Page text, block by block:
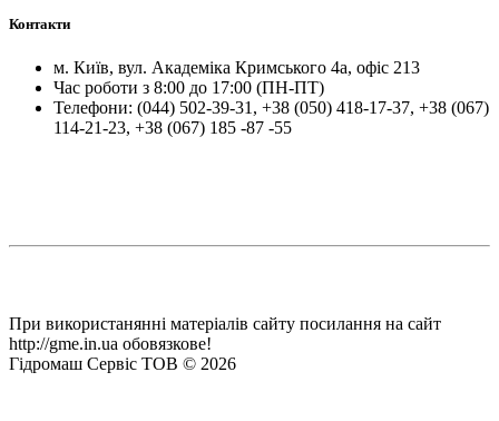
Контакти
м. Київ, вул. Академіка Кримського 4а, офіс 213
Час роботи з 8:00 до 17:00 (ПН-ПТ)
Телефони: (044) 502-39-31 , +38 (050) 418-17-37, +38 (067)
114-21-23, +38 (067) 185 -87 -55
При використанянні матеріалів сайту посилання на сайт
http://gme.in.ua обовязкове!
Гідромаш Сервіс ТОВ © 2026